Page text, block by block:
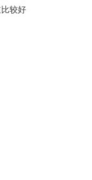
较好